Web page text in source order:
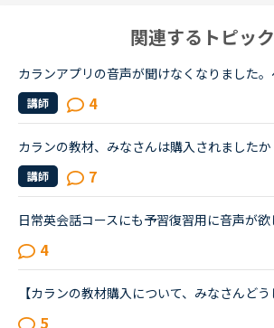
関連するトピック
講師 4
講師 7
4
5